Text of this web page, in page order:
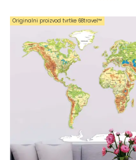
Originalni proizvod tvrtke 68travel™️